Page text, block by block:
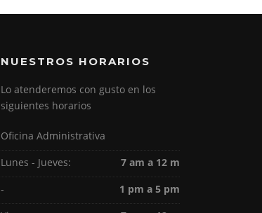
NUESTROS HORARIOS
Lo atenderemos con gusto en los
siguientes horarios
Oficina Administrativa
Lunes - Jueves:
7 am a 12 m
-
1 pm a 5 pm